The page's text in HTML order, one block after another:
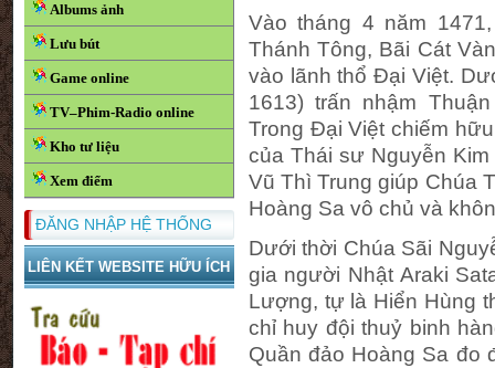
Albums ảnh
Lưu bút
Game online
TV–Phim-Radio online
Kho tư liệu
Xem điểm
ĐĂNG NHẬP HỆ THỐNG
LIÊN KẾT WEBSITE HỮU ÍCH
Vào tháng 4 năm
Thánh Tông, Bãi Cát
vào lãnh thổ Đại Việt.
1613) trấn nhậm
Trong Đại Việt chiếm
của Thái sư Nguyễn
Vũ Thì Trung giúp Chúa
Hoàng Sa vô chủ và
Dưới thời Chúa Sãi
gia người Nhật Araki
Lượng, tự là Hiển Hùng
chỉ huy đội thuỷ binh
Quần đảo Hoàng Sa đo